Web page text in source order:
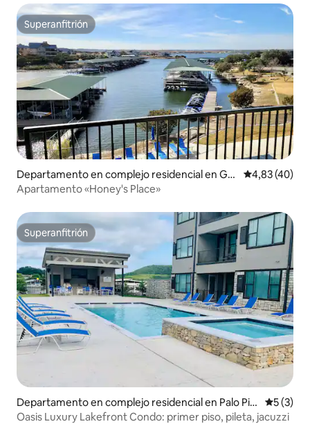
Superanfitrión
Superanfitrión
Departamento en complejo residencial en Gra
ford
Calificación
4,83 (40)
Apartamento «Honey's Place»
Superanfitrión
Superanfitrión
Departamento en complejo residencial en Palo Pin
to County
5 (3)
Oasis Luxury Lakefront Condo: primer piso, pileta, jacuzzi